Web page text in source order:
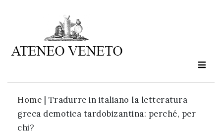
Home | Tradurre in italiano la letteratura
greca demotica tardobizantina: perché, per
chi?
Ateneo
è
cultura
movimento